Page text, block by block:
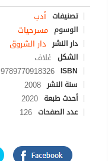
تصنيفات أدب
الوسوم مسرحيات
دار النشر دار الشروق
الشكل غلاف
ISBN
9789770918326
سنة النشر 2008
أحدث طبعة 2020
عدد الصفحات 126